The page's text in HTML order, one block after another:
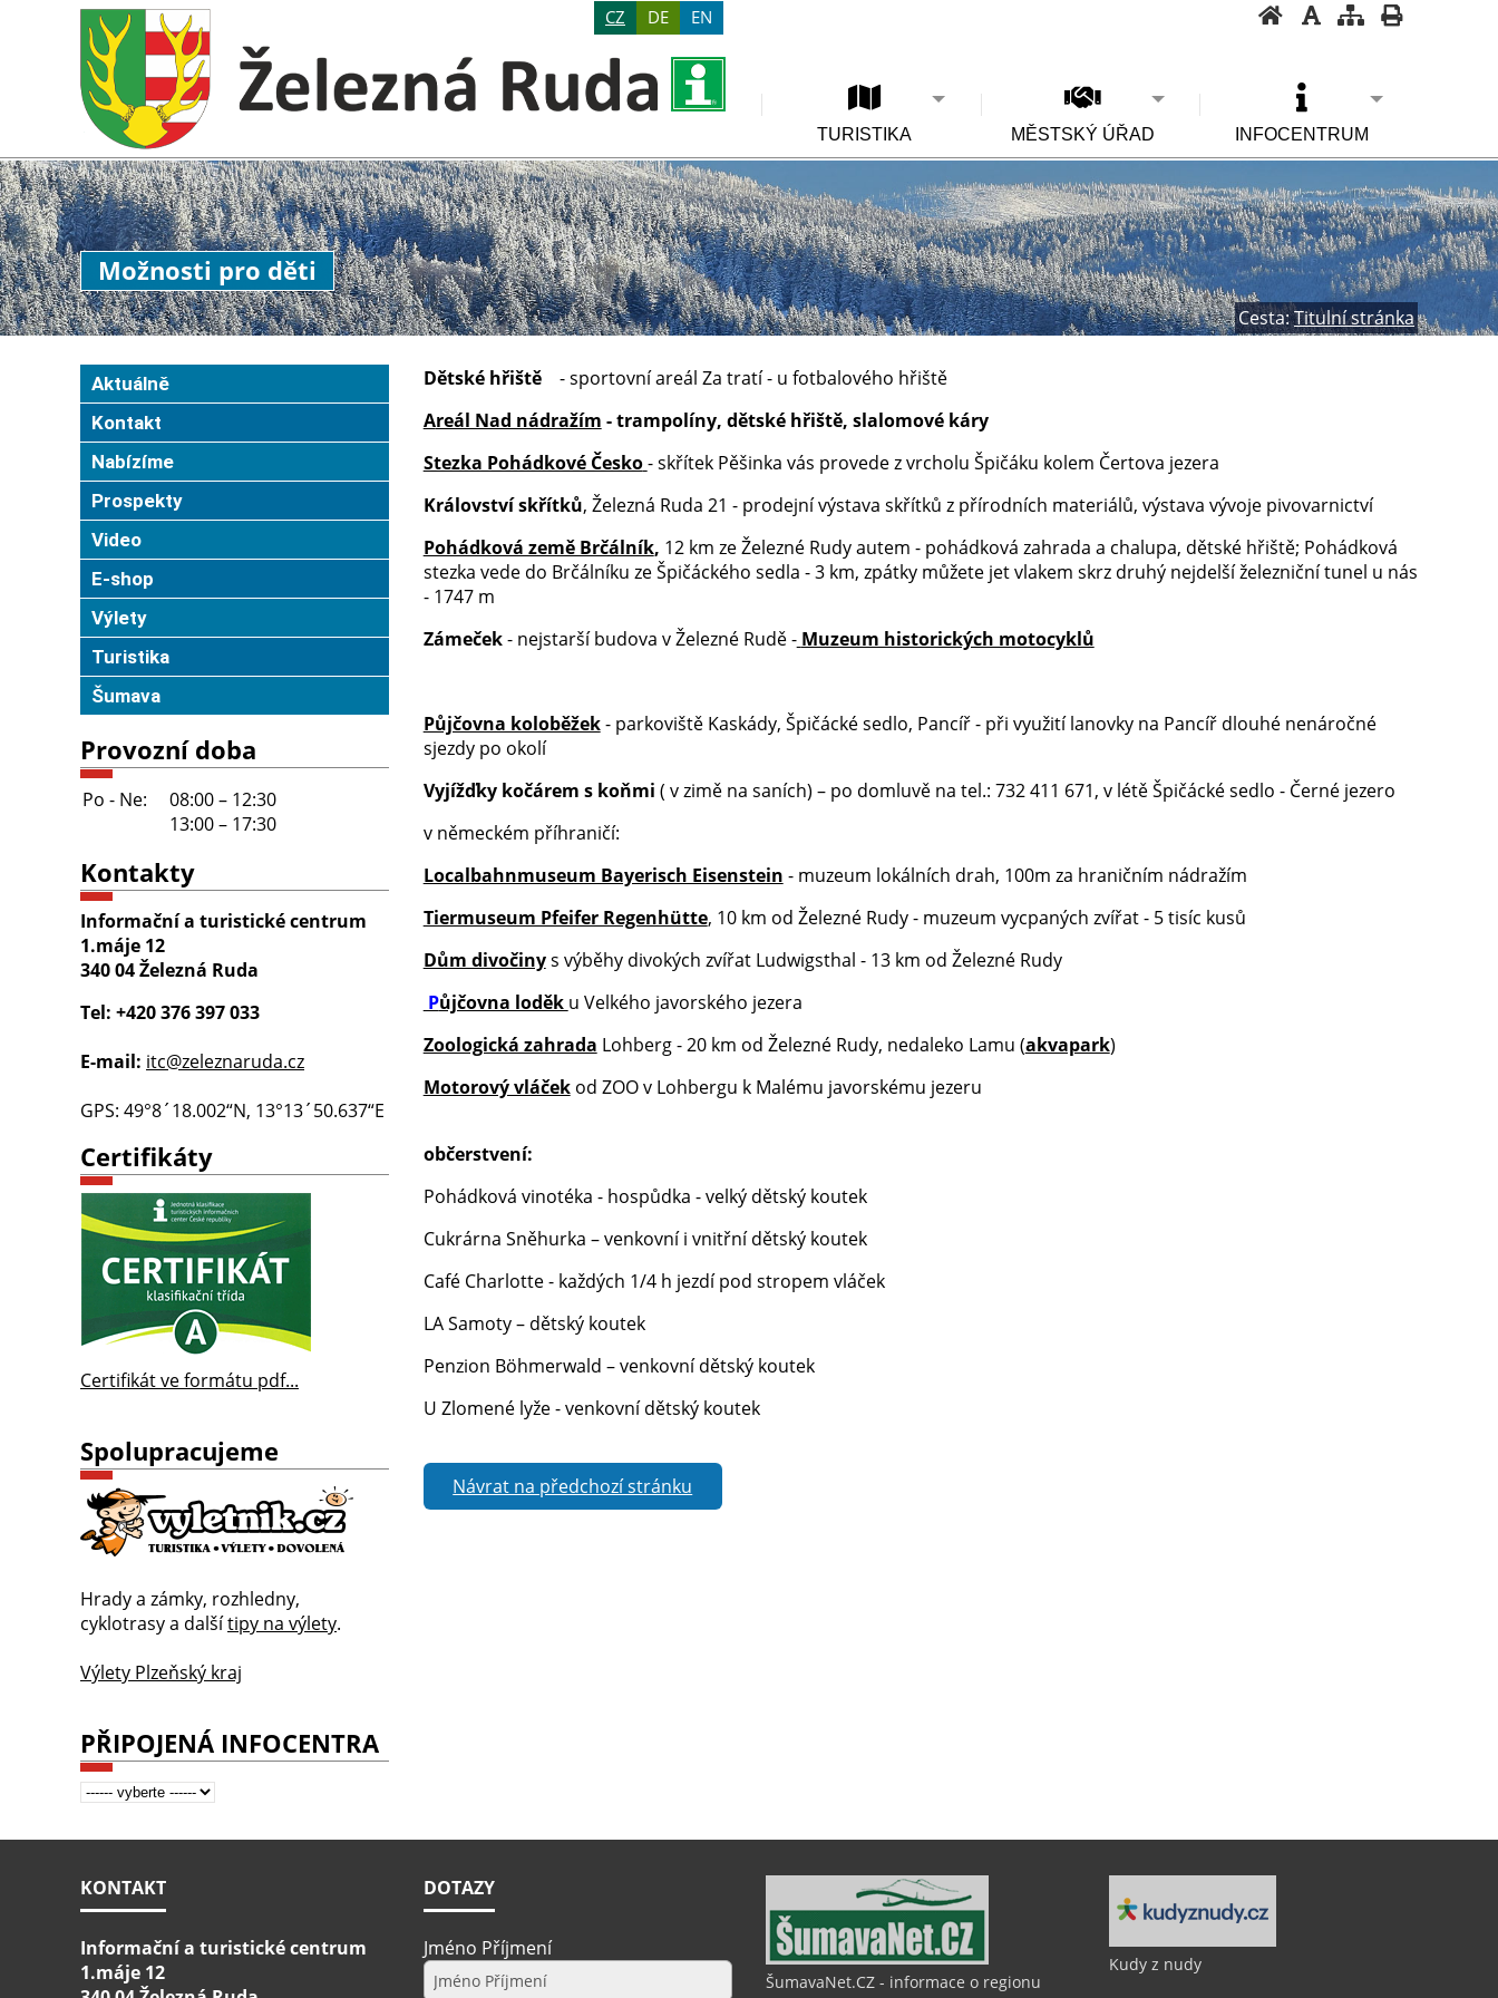
CZ DE EN
TURISTIKA MĚSTSKÝ ÚŘAD INFOCENTRUM
Možnosti pro děti
Cesta:Titulní stránka
Aktuálně
Kontakt
Nabízíme
Prospekty
Video
E-shop
Výlety
Turistika
Šumava
Provozní doba
Po - Ne:
08:00 – 12:30
13:00 – 17:30
Kontakty
Informační a turistické centrum
1.máje 12
340 04 Železná Ruda
Tel: +420 376 397 033
E-mail: itc@zeleznaruda.cz
GPS: 49°8´18.002“N, 13°13´50.637“E
Certifikáty
Certifikát ve formátu pdf...
Spolupracujeme
Hrady a zámky, rozhledny,
cyklotrasy a dalšítipy na výlety.
Výlety Plzeňský kraj
PŘIPOJENÁ INFOCENTRA
Dětské hřiště
- sportovní areál Za tratí - u fotbalového hřiště
Areál Nad nádražím - trampolíny, dětské hřiště, slalomové káry
Stezka Pohádkové Česko- skřítek Pěšinka vás provede z vrcholu Špičáku kolem Čertova jezera
Království skřítků, Železná Ruda 21 - prodejní výstava skřítků z přírodních materiálů, výstava vývoje pivovarnictví
Pohádková země Brčálník, 12 km ze Železné Rudy autem - pohádková zahrada a chalupa, dětské hřiště; Pohádková
stezka vede do Brčálníku ze Špičáckého sedla - 3 km, zpátky můžete jet vlakem skrz druhý nejdelší železniční tunel u nás
- 1747 m
Zámeček- nejstarší budova v Železné Rudě - Muzeum historických motocyklů
Půjčovna koloběžek- parkoviště Kaskády, Špičácké sedlo, Pancíř - při využití lanovky na Pancíř dlouhé nenáročné
sjezdy po okolí
Vyjížďky kočárem s koňmi ( v zimě na saních) – po domluvě na tel.: 732 411 671, v létě Špičácké sedlo - Černé jezero
v německém příhraničí:
Localbahnmuseum Bayerisch Eisenstein - muzeum lokálních drah, 100m za hraničním nádražím
Tiermuseum Pfeifer Regenhütte, 10 km od Železné Rudy - muzeum vycpaných zvířat - 5 tisíc kusů
Dům divočinys výběhy divokých zvířat Ludwigsthal - 13 km od Železné Rudy
Půjčovna loděk u Velkého javorského jezera
Zoologická zahrada Lohberg - 20 km od Železné Rudy, nedaleko Lamu (akvapark)
Motorový vláčekod ZOO v Lohbergu k Malému javorskému jezeru
občerstvení:
Pohádková vinotéka - hospůdka - velký dětský koutek
Cukrárna Sněhurka – venkovní i vnitřní dětský koutek
Café Charlotte - každých 1/4 h jezdí pod stropem vláček
LA Samoty – dětský koutek
Penzion Böhmerwald – venkovní dětský koutek
U Zlomené lyže - venkovní dětský koutek
Návrat na předchozí stránku
KONTAKT
Informační a turistické centrum
1.máje 12
DOTAZY
Jméno Příjmení
ŠumavaNet.CZ - informace o regionu
Kudy z nudy